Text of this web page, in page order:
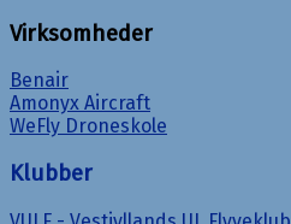
Virksomheder
Benair
Amonyx Aircraft
WeFly Droneskole
Klubber